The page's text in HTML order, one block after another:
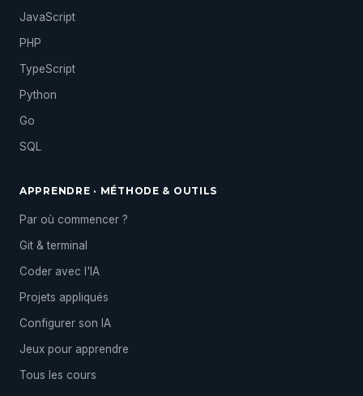
JavaScript
PHP
TypeScript
Python
Go
SQL
APPRENDRE · MÉTHODE & OUTILS
Par où commencer ?
Git & terminal
Coder avec l'IA
Projets appliqués
Configurer son IA
Jeux pour apprendre
Tous les cours